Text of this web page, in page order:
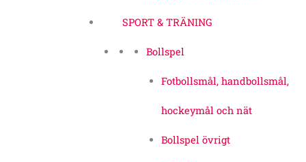
SPORT & TRÄNING
Bollspel
Fotbollsmål, handbollsmål,
hockeymål och nät
Bollspel övrigt